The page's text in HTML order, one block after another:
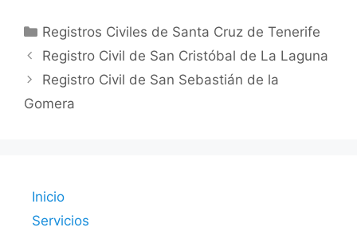
Categorías
Registros Civiles de Santa Cruz de Tenerife
Registro Civil de San Cristóbal de La Laguna
Registro Civil de San Sebastián de la
Gomera
Inicio
Servicios